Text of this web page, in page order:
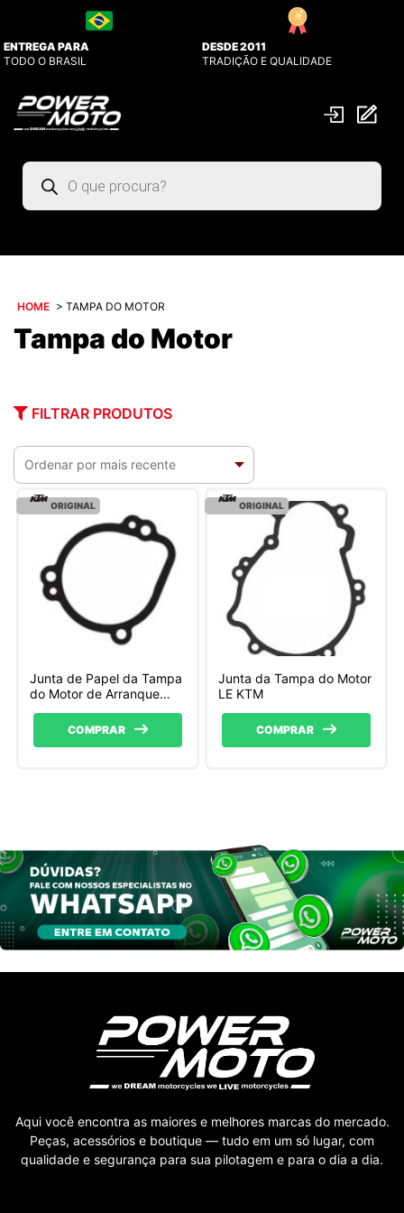
ENTREGA PARA
TODO O BRASIL
DESDE 2011
TRADIÇÃO E QUALIDADE
Pesquisar
produtos
HOME > TAMPA DO MOTOR
Tampa do Motor
FILTRAR PRODUTOS
ORIGINAL
Junta de Papel da Tampa
do Motor de Arranque
COMPRAR
ORIGINAL
Junta da Tampa do Motor
LE KTM
COMPRAR
Aqui você encontra as maiores e melhores marcas do mercado.
Peças, acessórios e boutique — tudo em um só lugar, com
qualidade e segurança para sua pilotagem e para o dia a dia.